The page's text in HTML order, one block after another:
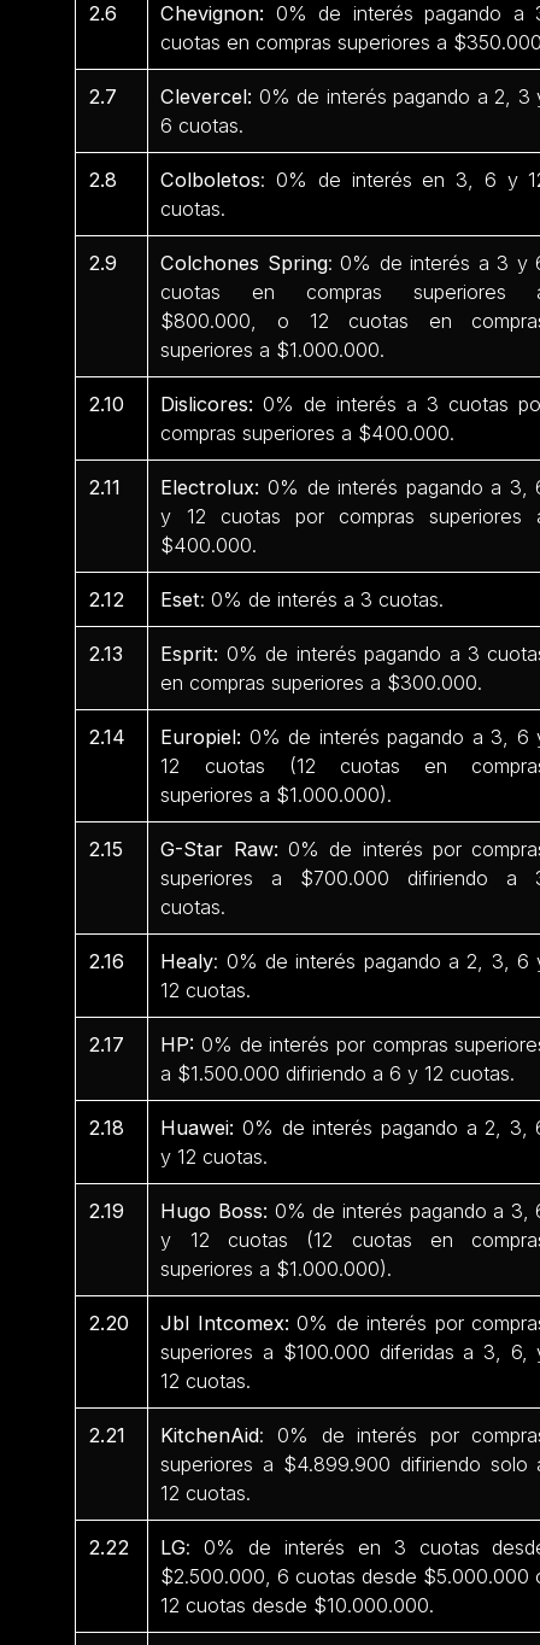
2.6 Chevignon: 0% de interés pagando a
cuotas en compras superiores a
2.7 Clevercel: 0% de interés pagando a 2, 3
6 cuotas.
2.8 Colboletos: 0% de interés en 3, 6 y
cuotas.
2.9 Colchones Spring: 0% de interés a 3 y
cuotas en compras superiores
$800.000, o 12 cuotas en
superiores a $1.000.000.
2.10 Dislicores: 0% de interés a 3 cuotas
compras superiores a $400.000.
2.11 Electrolux: 0% de interés pagando a 3,
y 12 cuotas por compras superiores
$400.000.
2.12 Eset: 0% de interés a 3 cuotas.
2.13 Esprit: 0% de interés pagando a 3
en compras superiores a $300.000.
2.14 Europiel: 0% de interés pagando a 3, 6
12 cuotas (12 cuotas en
superiores a $1.000.000).
2.15 G-Star Raw: 0% de interés por
superiores a $700.000 difiriendo a
cuotas.
2.16 Healy: 0% de interés pagando a 2, 3, 6
12 cuotas.
2.17 HP: 0% de interés por compras
a $1.500.000 difiriendo a 6 y 12 cuotas.
2.18 Huawei: 0% de interés pagando a 2, 3,
y 12 cuotas.
2.19 Hugo Boss: 0% de interés pagando a 3,
y 12 cuotas (12 cuotas en
superiores a $1.000.000).
2.20 Jbl Intcomex: 0% de interés por
superiores a $100.000 diferidas a 3, 6,
12 cuotas.
2.21 KitchenAid: 0% de interés por
superiores a $4.899.900 difiriendo solo
12 cuotas.
2.22 LG: 0% de interés en 3 cuotas
$2.500.000, 6 cuotas desde $5.000.000
12 cuotas desde $10.000.000.